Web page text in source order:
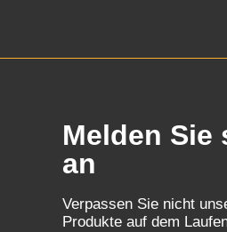
Melden
an
Verpassen Sie nicht
Produkte auf dem